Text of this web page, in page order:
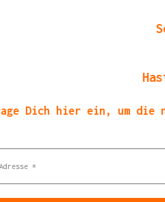
du da
tolle Buchtipps in
unserer
Dich hier ein, um die